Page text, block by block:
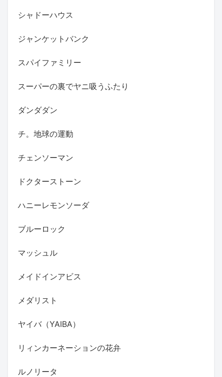
シャドーハウス
ジャンケットバンク
スパイファミリー
スーパーの裏でヤニ吸うふたり
ダンダダン
チ。地球の運動
チェンソーマン
ドクターストーン
ハニーレモンソーダ
ブルーロック
マッシュル
メイドインアビス
メダリスト
ヤイバ（YAIBA）
リィンカーネーションの花弁
ルノリータ